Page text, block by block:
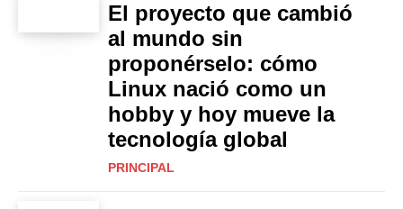
El proyecto que cambió
al mundo sin
proponérselo: cómo
Linux nació como un
hobby y hoy mueve la
tecnología global
PRINCIPAL